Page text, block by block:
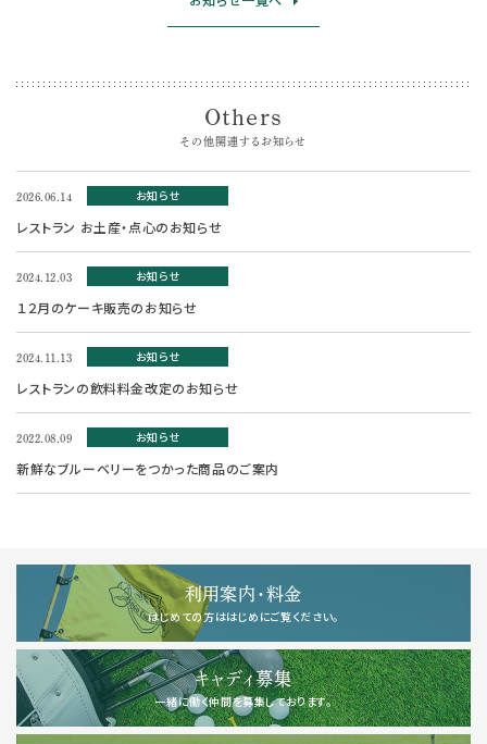
Others
その他関連するお知らせ
2026.06.14 お知らせ
レストラン お土産・点心のお知らせ
2024.12.03 お知らせ
１２月のケーキ販売のお知らせ
2024.11.13 お知らせ
レストランの飲料料金改定のお知らせ
2022.08.09 お知らせ
新鮮なブルーベリーをつかった商品のご案内
利用案内・料金
はじめての方ははじめにご覧ください。
キャディ募集
一緒に働く仲間を募集しております。